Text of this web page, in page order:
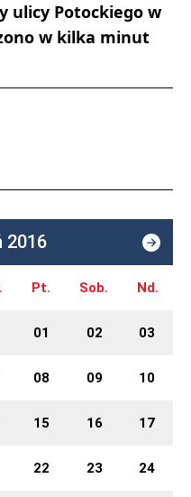
ulicy Potockiego w
w kilka minut
2016
Pt. Sob. Nd.
01 02 03
08 09 10
15 16 17
22 23 24